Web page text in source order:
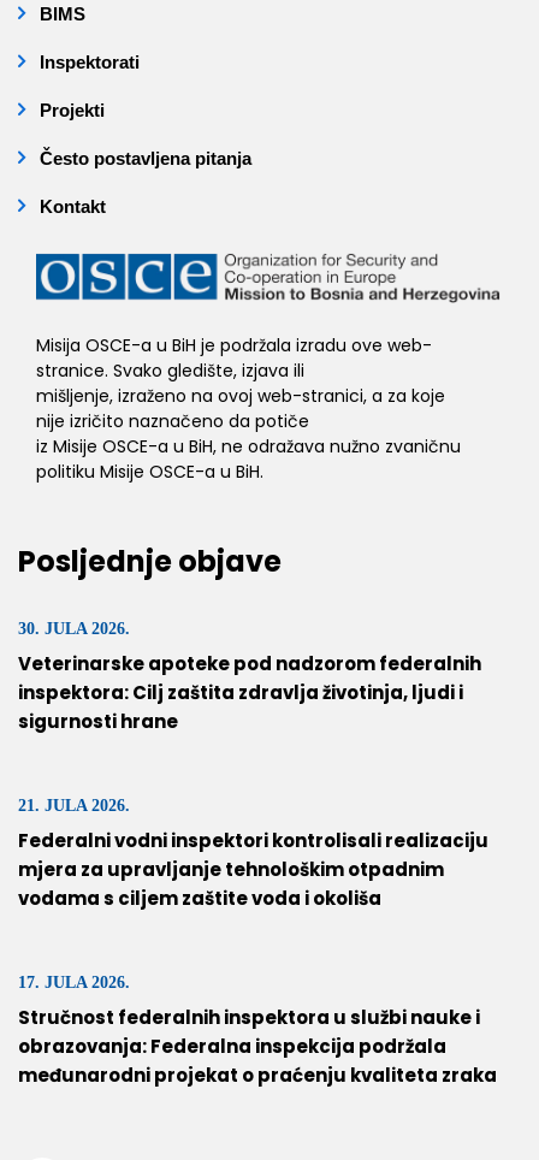
BIMS
Inspektorati
Projekti
Često postavljena pitanja
Kontakt
Misija OSCE-a u BiH je podržala izradu ove web-
stranice. Svako gledište, izjava ili
mišljenje, izraženo na ovoj web-stranici, a za koje
nije izričito naznačeno da potiče
iz Misije OSCE-a u BiH, ne odražava nužno zvaničnu
politiku Misije OSCE-a u BiH.
Posljednje objave
30. JULA 2026.
Veterinarske apoteke pod nadzorom federalnih
inspektora: Cilj zaštita zdravlja životinja, ljudi i
sigurnosti hrane
21. JULA 2026.
Federalni vodni inspektori kontrolisali realizaciju
mjera za upravljanje tehnološkim otpadnim
vodama s ciljem zaštite voda i okoliša
17. JULA 2026.
Stručnost federalnih inspektora u službi nauke i
obrazovanja: Federalna inspekcija podržala
međunarodni projekat o praćenju kvaliteta zraka